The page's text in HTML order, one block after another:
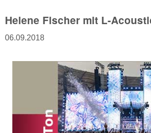
Helene Fischer mit L-
06.09.2018